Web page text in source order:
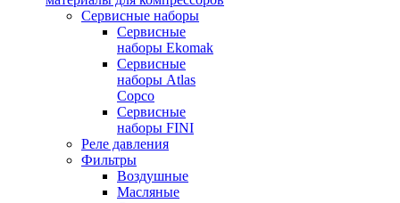
Cервисные наборы
Сервисные
наборы Ekomak
Cервисные
наборы Atlas
Copco
Сервисные
наборы FINI
Реле давления
Фильтры
Воздушные
Масляные